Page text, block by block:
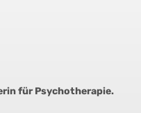
für Psychotherapie.